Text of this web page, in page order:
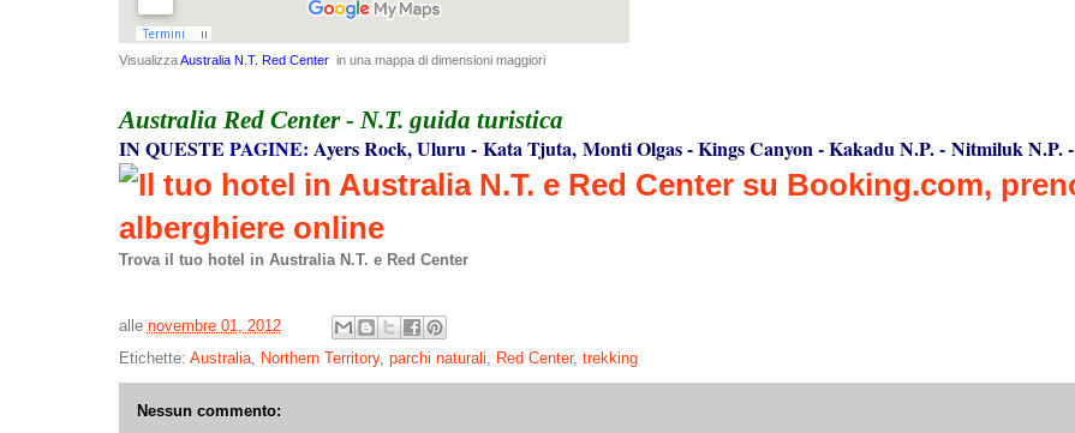
VisualizzaAustralia N.T. Red Center in una mappa di dimensioni maggiori
Australia Red Center - N.T. guida turistica
IN QUESTE PAGINE: Ayers Rock, Uluru - Kata Tjuta, Monti Olgas-Kings Canyon -Kakadu N.P.- Nitmiluk N.P.-
Trova il tuo hotel in Australia N.T. e Red Center
alle novembre 01, 2012
Etichette: Australia, Northern Territory, parchi naturali, Red Center, trekking
Nessun commento: